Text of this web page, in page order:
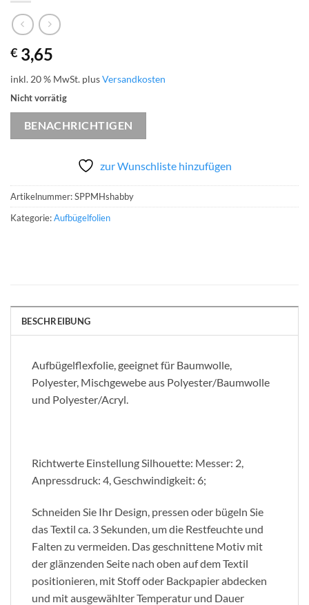
€ 3,65
inkl. 20 % MwSt. plusVersandkosten
Nicht vorrätig
BENACHRICHTIGEN
zur Wunschliste hinzufügen
Artikelnummer:SPPMHshabby
Kategorie:Aufbügelfolien
BESCHREIBUNG
Aufbügelflexfolie, geeignet für Baumwolle,
Polyester, Mischgewebe aus Polyester/Baumwolle
und Polyester/Acryl.
Richtwerte Einstellung Silhouette: Messer: 2,
Anpressdruck: 4, Geschwindigkeit: 6;
Schneiden Sie Ihr Design, pressen oder bügeln Sie
das Textil ca. 3 Sekunden, um die Restfeuchte und
Falten zu vermeiden. Das geschnittene Motiv mit
der glänzenden Seite nach oben auf dem Textil
positionieren, mit Stoff oder Backpapier abdecken
und mit ausgewählter Temperatur und Dauer